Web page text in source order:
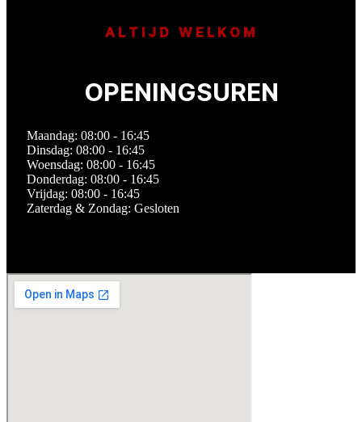
ALTIJD WELKOM
OPENINGSUREN
Maandag: 08:00 - 16:45
Dinsdag: 08:00 - 16:45
Woensdag: 08:00 - 16:45
Donderdag: 08:00 - 16:45
Vrijdag: 08:00 - 16:45
Zaterdag & Zondag: Gesloten